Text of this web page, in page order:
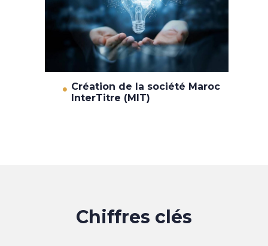
Création de la société Maroc
InterTitre (MIT)
Chiffres clés